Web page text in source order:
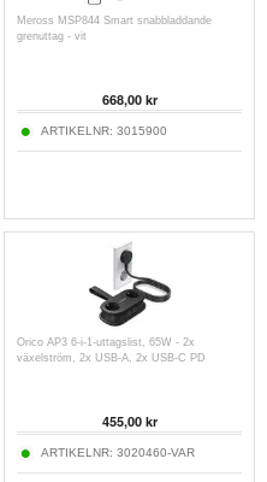
Meross MSP844 Smart snabbladdande
grenuttag - vit
668,00kr
ARTIKELNR: 3015900
Orico AP3 6-i-1-uttagslist, 65W - 2x
växelström, 2x USB-A, 2x USB-C PD
455,00kr
ARTIKELNR: 3020460-VAR